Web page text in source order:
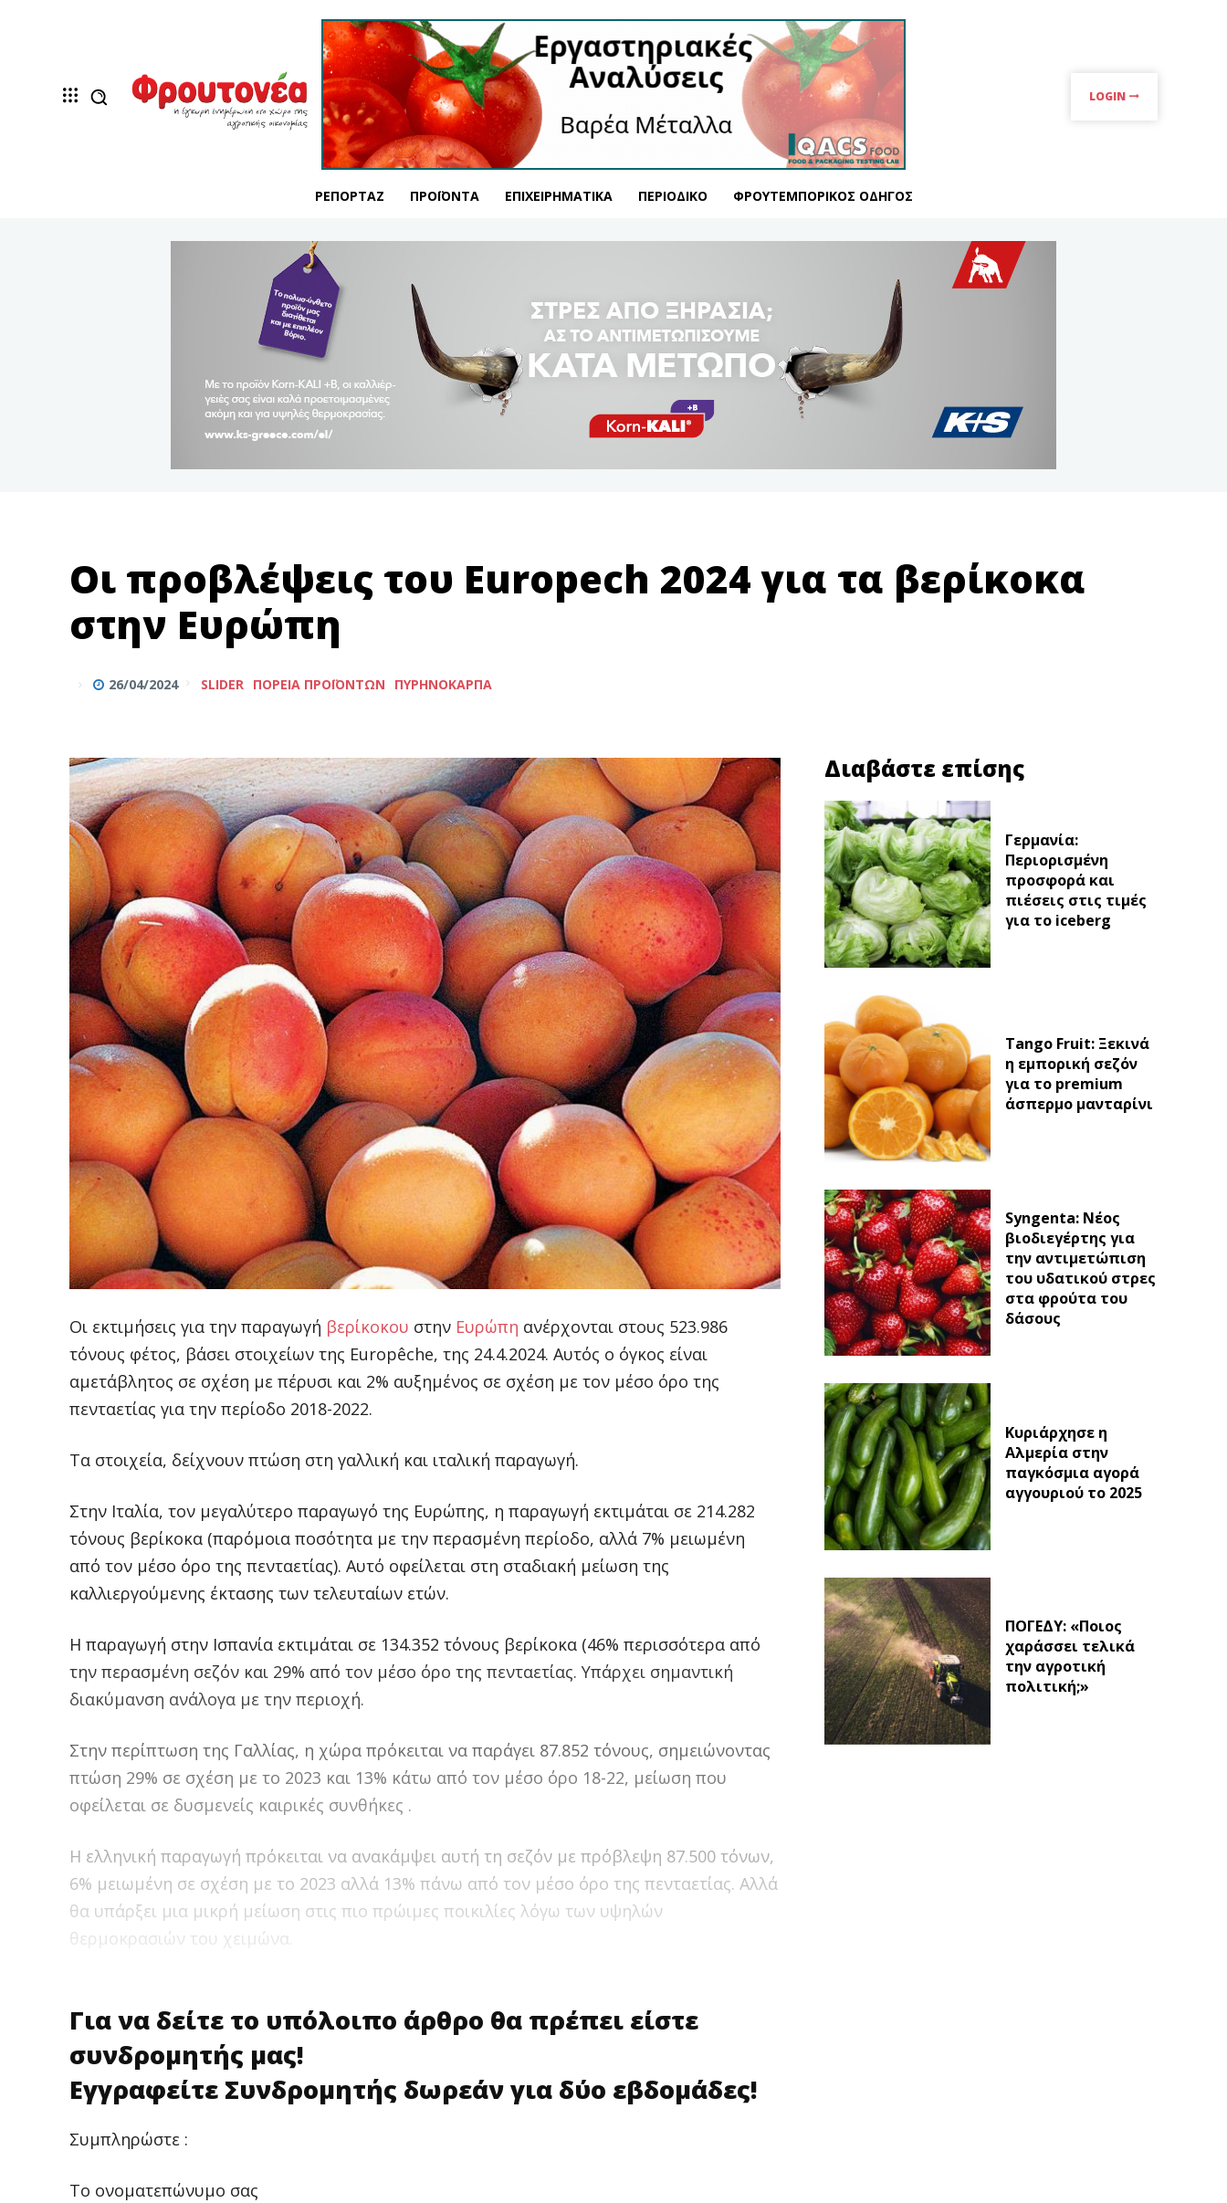
LOGIN
ΡΕΠΟΡΤΆΖ ΠΡΟΪΌΝΤΑ ΕΠΙΧΕΙΡΗΜΑΤΙΚΆ ΠΕΡΙΟΔΙΚΌ ΦΡΟΥΤΕΜΠΟΡΙΚΌΣ ΟΔΗΓΌΣ
Οι προβλέψεις του Europech 2024 για τα βερίκοκα
στην Ευρώπη
26/04/2024 SLIDER ΠΟΡΕΊΑ ΠΡΟΪΌΝΤΩΝ ΠΥΡΗΝΌΚΑΡΠΑ
Οι εκτιμήσεις για την παραγωγή βερίκοκου στην Ευρώπη ανέρχονται στους 523.986
τόνους φέτος, βάσει στοιχείων της Europêche, της 24.4.2024. Αυτός ο όγκος είναι
αμετάβλητος σε σχέση με πέρυσι και 2% αυξημένος σε σχέση με τον μέσο όρο της
πενταετίας για την περίοδο 2018-2022.
Τα στοιχεία, δείχνουν πτώση στη γαλλική και ιταλική παραγωγή.
Στην Ιταλία, τον μεγαλύτερο παραγωγό της Ευρώπης, η παραγωγή εκτιμάται σε 214.282
τόνους βερίκοκα (παρόμοια ποσότητα με την περασμένη περίοδο, αλλά 7% μειωμένη
από τον μέσο όρο της πενταετίας). Αυτό οφείλεται στη σταδιακή μείωση της
καλλιεργούμενης έκτασης των τελευταίων ετών.
Η παραγωγή στην Ισπανία εκτιμάται σε 134.352 τόνους βερίκοκα (46% περισσότερα από
την περασμένη σεζόν και 29% από τον μέσο όρο της πενταετίας. Υπάρχει σημαντική
διακύμανση ανάλογα με την περιοχή.
Στην περίπτωση της Γαλλίας, η χώρα πρόκειται να παράγει 87.852 τόνους, σημειώνοντας
πτώση 29% σε σχέση με το 2023 και 13% κάτω από τον μέσο όρο 18-22, μείωση που
οφείλεται σε δυσμενείς καιρικές συνθήκες .
Η ελληνική παραγωγή πρόκειται να ανακάμψει αυτή τη σεζόν με πρόβλεψη 87.500 τόνων,
6% μειωμένη σε σχέση με το 2023 αλλά 13% πάνω από τον μέσο όρο της πενταετίας. Αλλά
θα υπάρξει μια μικρή μείωση στις πιο πρώιμες ποικιλίες λόγω των υψηλών
θερμοκρασιών του χειμώνα.
Για να δείτε το υπόλοιπο άρθρο θα πρέπει είστε
συνδρομητής μας!
Εγγραφείτε Συνδρομητής δωρεάν για δύο εβδομάδες!
Συμπληρώστε :
Το ονοματεπώνυμο σας
Διαβάστε επίσης
Γερμανία:
Περιορισμένη
προσφορά και
πιέσεις στις τιμές
για το iceberg
Tango Fruit: Ξεκινά
η εμπορική σεζόν
για το premium
άσπερμο μανταρίνι
Syngenta: Νέος
βιοδιεγέρτης για
την αντιμετώπιση
του υδατικού στρες
στα φρούτα του
δάσους
Κυριάρχησε η
Αλμερία στην
παγκόσμια αγορά
αγγουριού το 2025
ΠΟΓΕΔΥ: «Ποιος
χαράσσει τελικά
την αγροτική
πολιτική;»